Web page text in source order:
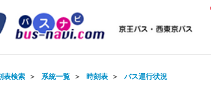
表検索＞ 系統一覧＞ 時刻表＞ バス運行状況